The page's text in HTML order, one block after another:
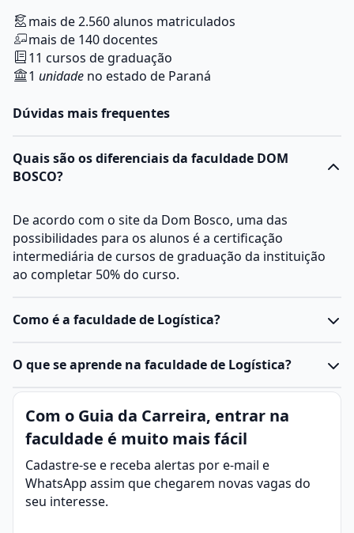
mais de 2.560 alunos matriculados
mais de 140 docentes
11 cursos de graduação
1 unidade no estado de Paraná
Dúvidas mais frequentes
Quais são os diferenciais da faculdade DOM
BOSCO?
De acordo com o site da Dom Bosco, uma das
possibilidades para os alunos é a certificação
intermediária de cursos de graduação da instituição
ao completar 50% do curso.
Como é a faculdade de Logística?
O curso de Logísticaé voltado para formar
os processos de
distribuição de produtos e serviços. Ele pode ser
encontrado em níveltécnico,tecnológico
graduação (MBA ou especialização).
Estrutura do curso
O curso combina teoria e prática e aborda áreas
O que se aprende na faculdade de Logística?
Logística é a área responsável pelo planejamento,
execução e controle eficiente do fluxo de produtos,
serviços e informações desde o ponto de origem até o
ponto de consumo, garantindo que cheguem ao lugar
certo, na quantidade correta, no tempo adequado e
com o menor custo possível.
Com o Guia da Carreira, entrar na
faculdade é muito mais fácil
Cadastre-se e receba alertas por e-mail e
WhatsApp assim que chegarem novas vagas do
seu interesse.